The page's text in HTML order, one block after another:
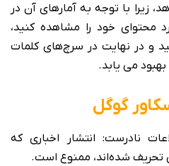
با توجه به آمارهای آن در
محتوای خود را مشاهده کنید،
و در نهایت در سرچ‌های کلمات
می یابد.
گوگل
نادرست: انتشار اخباری که
تحریف شده‌اند، ممنوع است.